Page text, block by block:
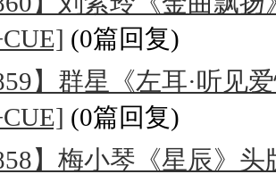
(0篇回复)
】群星《左耳·听见
(0篇回复)
】梅小琴《星辰》